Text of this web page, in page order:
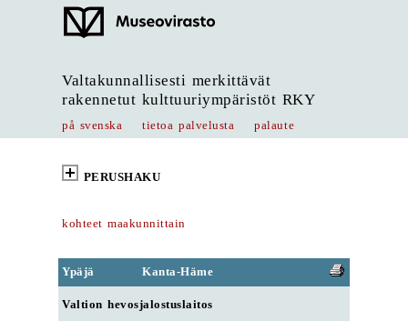
Valtakunnallisesti merkittävät
rakennetut kulttuuriympäristöt RKY
på svenska tietoa palvelusta palaute
PERUSHAKU
kohteet maakunnittain
Ypäjä Kanta-Häme
Valtion hevosjalostuslaitos